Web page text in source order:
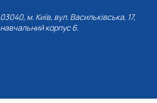
03040, м. Київ, вул. Васильківська, 17,
навчальний корпус 6.